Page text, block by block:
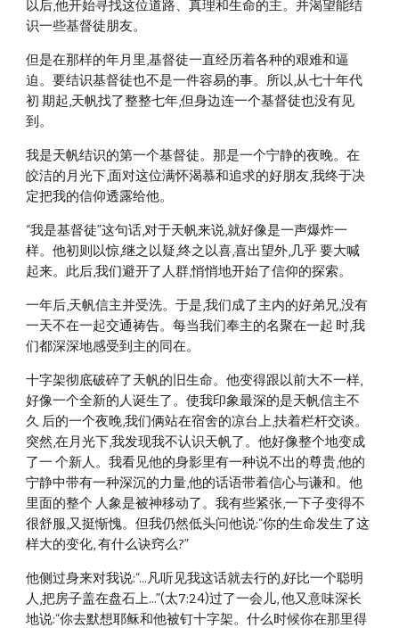
以后,他开始寻找这位道路、真理和生命的主。并渴望能结
识一些基督徒朋友。
但是在那样的年月里,基督徒一直经历着各种的艰难和逼
迫。要结识基督徒也不是一件容易的事。所以,从七十年代
初 期起,天帆找了整整七年,但身边连一个基督徒也没有见
到。
我是天帆结识的第一个基督徒。那是一个宁静的夜晚。在
皎洁的月光下,面对这位满怀渴慕和追求的好朋友,我终于决
定把我的信仰透露给他。
“我是基督徒”这句话,对于天帆来说,就好像是一声爆炸一
样。他初则以惊,继之以疑,终之以喜,喜出望外,几乎 要大喊
起来。此后,我们避开了人群,悄悄地开始了信仰的探索。
一年后,天帆信主并受洗。于是,我们成了主内的好弟兄,没有
一天不在一起交通祷告。每当我们奉主的名聚在一起 时,我
们都深深地感受到主的同在。
十字架彻底破碎了天帆的旧生命。他变得跟以前大不一样,
好像一个全新的人诞生了。使我印象最深的是天帆信主不
久 后的一个夜晚,我们俩站在宿舍的凉台上,扶着栏杆交谈。
突然,在月光下,我发现我不认识天帆了。他好像整个地变成
了一 个新人。我看见他的身影里有一种说不出的尊贵,他的
宁静中带有一种深沉的力量,他的话语带着信心与谦和。他
里面的整个 人象是被神移动了。我有些紧张,一下子变得不
很舒服,又挺惭愧。但我仍然低头问他说:“你的生命发生了这
样大的变化, 有什么诀窍么?”
他侧过身来对我说:“...凡听见我这话就去行的,好比一个聪明
人,把房子盖在盘石上...”(太7:24)过了一会儿, 他又意味深长
地说:“你去默想耶稣和他被钉十字架。什么时候你在那里得